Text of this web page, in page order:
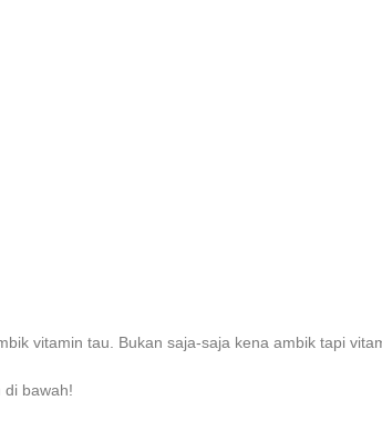
vitamin tau. Bukan saja-saja kena ambik tapi
di bawah!